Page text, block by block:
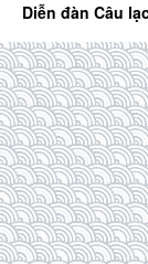
Diễn đàn Câu